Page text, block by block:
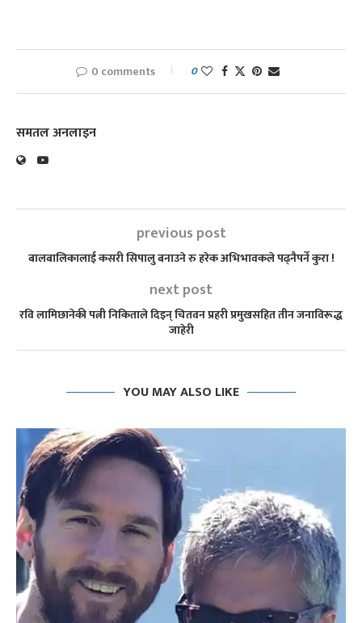
0 comments 0
समतल अनलाइन
previous post
बालबालिकालाई कसरी सिपालु बनाउने रु हरेक अभिभावकले पढ्नैपर्ने कुरा !
next post
रवि लामिछानेकी पत्नी निकिताले दिइन् चितवन प्रहरी प्रमुखसहित तीन जनाविरूद्ध
जाहेरी
YOU MAY ALSO LIKE